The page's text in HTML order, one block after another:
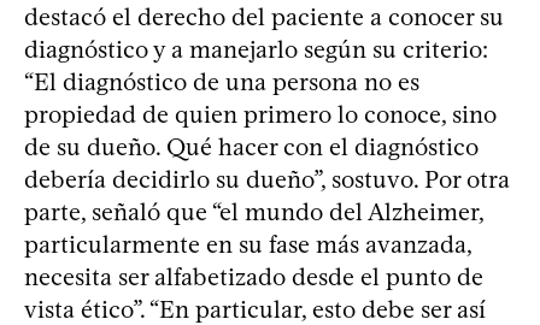
destacó el derecho del paciente a conocer su
diagnóstico y a manejarlo según su criterio:
“El diagnóstico de una persona no es
propiedad de quien primero lo conoce, sino
de su dueño. Qué hacer con el diagnóstico
debería decidirlo su dueño”, sostuvo. Por otra
parte, señaló que “el mundo del Alzheimer,
particularmente en su fase más avanzada,
necesita ser alfabetizado desde el punto de
vista ético”. “En particular, esto debe ser así